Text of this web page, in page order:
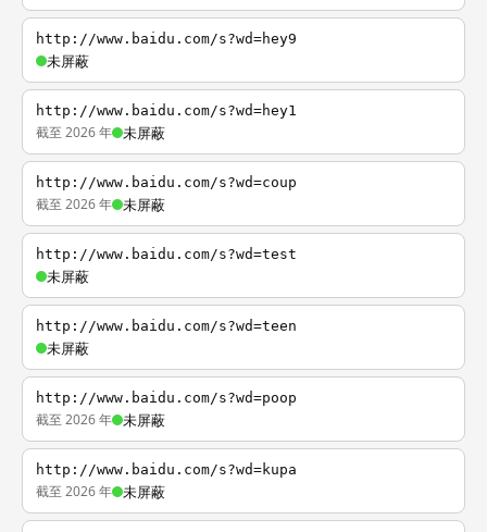
http://www.baidu.com/s?wd=hey9
未屏蔽
http://www.baidu.com/s?wd=hey1
截至 2026 年 未屏蔽
http://www.baidu.com/s?wd=coup
截至 2026 年 未屏蔽
http://www.baidu.com/s?wd=test
未屏蔽
http://www.baidu.com/s?wd=teen
未屏蔽
http://www.baidu.com/s?wd=poop
截至 2026 年 未屏蔽
http://www.baidu.com/s?wd=kupa
截至 2026 年 未屏蔽